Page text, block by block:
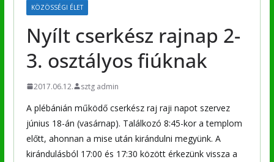
KÖZÖSSÉGI ÉLET
Nyílt cserkész rajnap 2-
3. osztályos fiúknak
2017.06.12. sztg admin
A plébánián működő cserkész raj raji napot szervez
június 18-án (vasárnap). Találkozó 8:45-kor a templom
előtt, ahonnan a mise után kirándulni megyünk. A
kirándulásból 17:00 és 17:30 között érkezünk vissza a